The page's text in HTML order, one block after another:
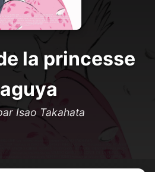
la princesse
Isao Takahata